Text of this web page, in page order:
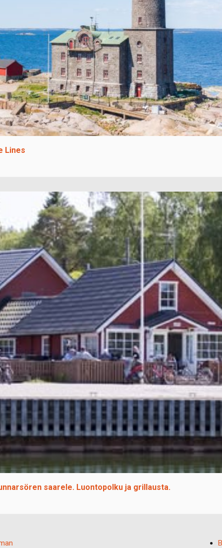
Lines
saarele. Luontopolku ja grillausta.